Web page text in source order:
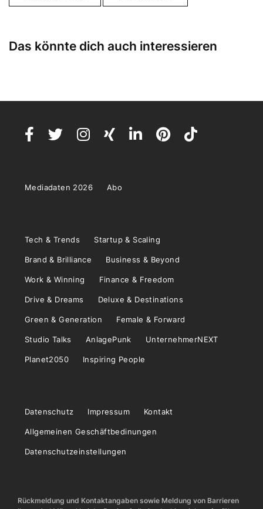
Das könnte dich auch interessieren
Mediadaten 2026 Abo
Tech & Trends Startup & Scaling
Brand & Brilliance Business & Beyond
Work & Winning Finance & Freedom
Drive & Dreams Deluxe & Destinations
Green & Generation Female & Forward
Studio Talks AnlagePunk UnternehmerNEXT
Planet2050 Inspiring People
Datenschutz Impressum Kontakt
Allgemeinen Geschäftbedinungen
Datenschutzeinstellungen
Rückmeldung und Kontaktangaben sowie Meldung von Barrieren